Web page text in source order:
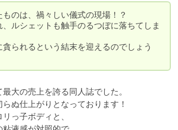
のは、禍々しい儀式の現場！？
ルシェットも触手のるつぼに落ちてしま
られるという結末を迎えるのでしょう
大の売上を誇る同人誌でした。
ぬ仕上がりとなっております！
っ子ボディと、